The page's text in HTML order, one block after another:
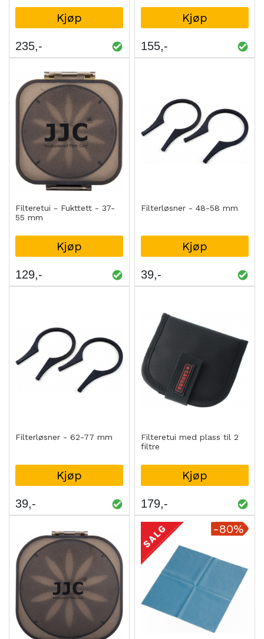
Kjøp
235
Kjøp
155
Filteretui - Fukttett - 37-
55 mm
Kjøp
129
Filterløsner - 48-58 mm
Kjøp
39
Filterløsner - 62-77 mm
Kjøp
39
Filteretui med plass til 2
filtre
Kjøp
179
-80%